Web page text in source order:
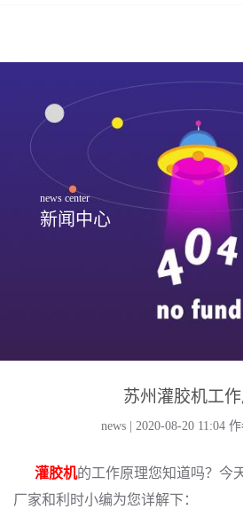
news center
新闻中心
苏州灌胶机工
news | 2020-08-20 11:04 作
灌胶机的工作原理您知道吗？今
厂家和利时小编为您详解下：